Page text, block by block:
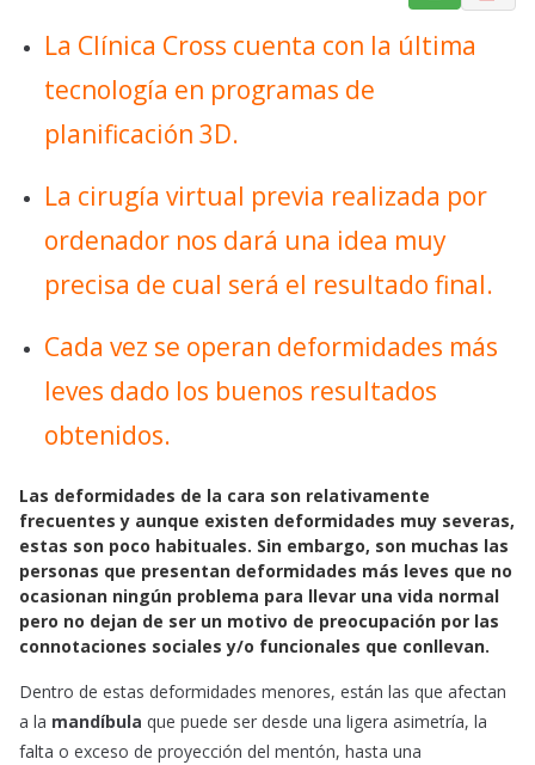
c
b
o
k
a
s
A
p
a
La Clínica Cross cuenta con la última
tecnología en programas de
planificación 3D.
La cirugía virtual previa realizada por
ordenador nos dará una idea muy
precisa de cual será el resultado final.
Cada vez se operan deformidades más
leves dado los buenos resultados
obtenidos.
Las deformidades de la cara son relativamente
frecuentes y aunque existen deformidades muy severas,
estas son poco habituales. Sin embargo, son muchas las
personas que presentan deformidades más leves que no
ocasionan ningún problema para llevar una vida normal
pero no dejan de ser un motivo de preocupación por las
connotaciones sociales y/o funcionales que conllevan.
Dentro de estas deformidades menores, están las que afectan
a la mandíbula que puede ser desde una ligera asimetría, la
falta o exceso de proyección del mentón, hasta una